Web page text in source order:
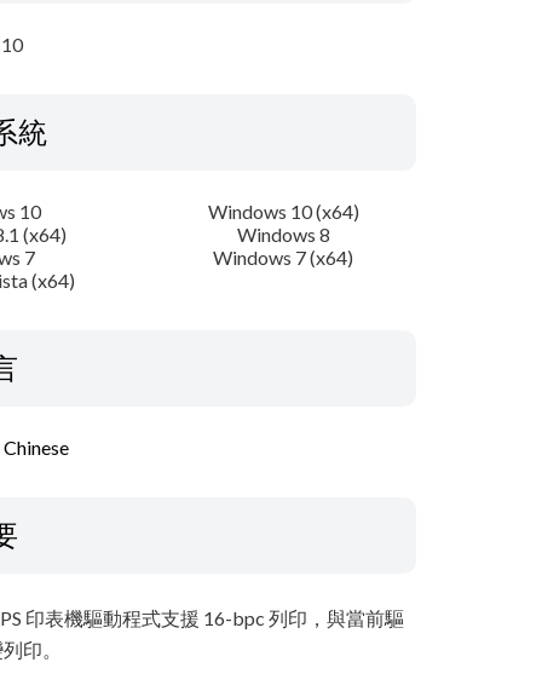
統
10
Windows 10 (x64)
(x64)
Windows 8
7
Windows 7 (x64)
(x64)
印表機驅動程式支援 16-bpc 列印，與當前驅
印。